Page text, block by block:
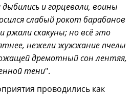
и гарцевали, воины
слабый рокот барабанов
ржали скакуны; но всё это
нежели жужжание пчелы
дремотный сон лентяя,
тени".
проводились как